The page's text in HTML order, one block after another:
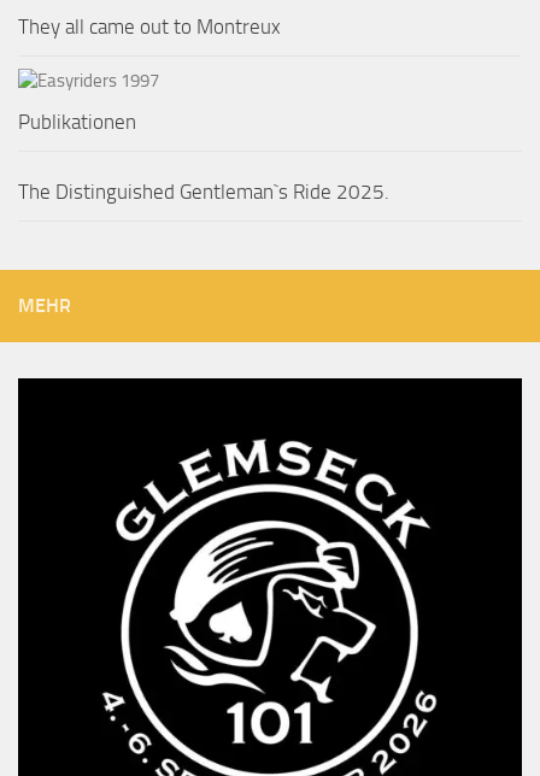
They all came out to Montreux
Publikationen
The Distinguished Gentleman`s Ride 2025.
MEHR